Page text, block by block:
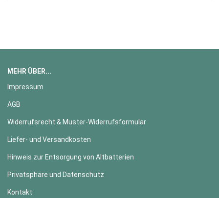
MEHR ÜBER...
Impressum
AGB
Widerrufsrecht & Muster-Widerrufsformular
Liefer- und Versandkosten
Hinweis zur Entsorgung von Altbatterien
Privatsphäre und Datenschutz
Kontakt